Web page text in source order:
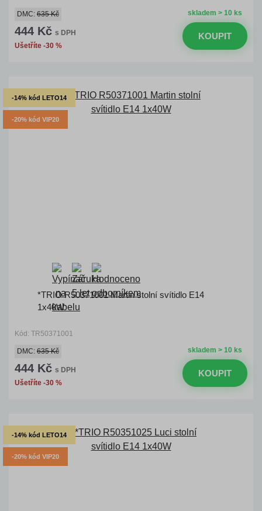
skladem > 10 ks
DMC: 635 Kč
444 Kč s DPH
Ušetříte -30 %
KOUPIT
-14% kód LETO14
-20% kód VIP20
*TRIO R50371001 Martin stolní svítidlo E14
1x40W
Kód: TR50371001
skladem > 10 ks
DMC: 635 Kč
444 Kč s DPH
Ušetříte -30 %
KOUPIT
-14% kód LETO14
-20% kód VIP20